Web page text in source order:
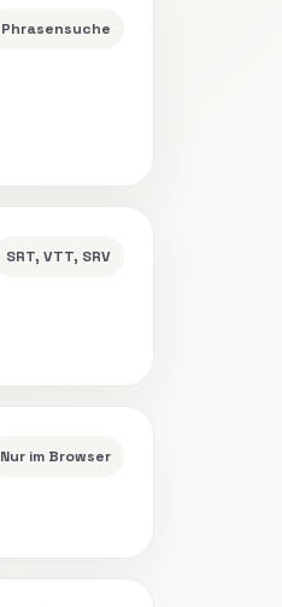
Phrasensuche
SRT, VTT, SRV
Nur im Browser